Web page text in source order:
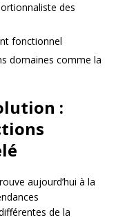
des
fonctionnel
domaines comme la
:
aujourd’hui à la
de la